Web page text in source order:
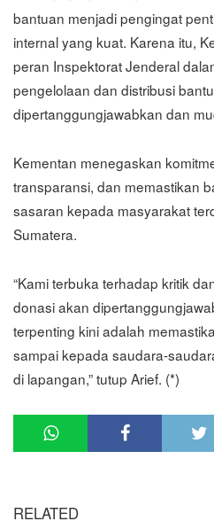
bantuan menjadi pengingat
internal yang kuat. Karena itu,
peran Inspektorat Jenderal
pengelolaan dan distribusi
dipertanggungjawabkan dan
Kementan menegaskan
transparansi, dan memastikan
sasaran kepada masyarakat
Sumatera.
“Kami terbuka terhadap kritik
donasi akan
terpenting kini adalah
sampai kepada saudara-
di lapangan,” tutup Arief. (*)
RELATED